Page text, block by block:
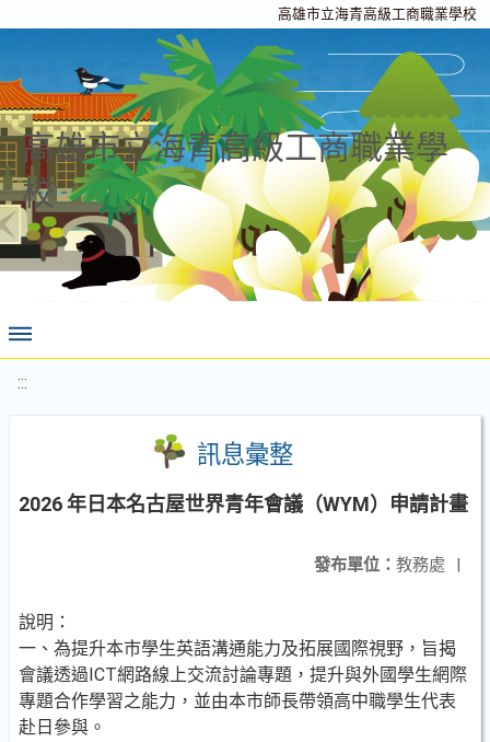
高雄市立海青高級工商職業學校
高雄市立海青高級工商職業學
校
:::
訊息彙整
2026 年日本名古屋世界青年會議（WYM）申請計畫
發布單位： 教務處 |
說明：
一、為提升本市學生英語溝通能力及拓展國際視野，旨揭
會議透過ICT網路線上交流討論專題，提升與外國學生網際
專題合作學習之能力，並由本市師長帶領高中職學生代表
赴日參與。